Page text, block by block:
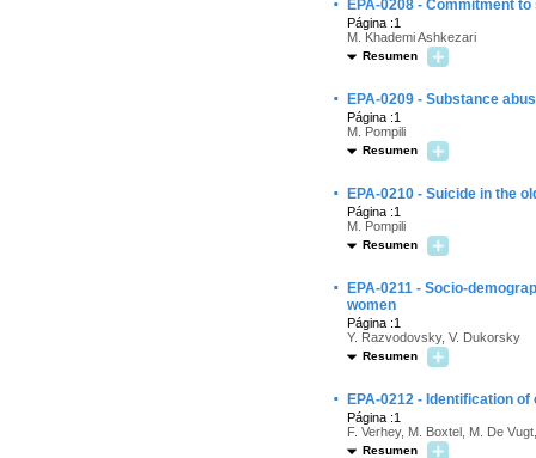
EPA-0208 - Commitment
Página :1
M. Khademi Ashkezari
Resumen
· EPA-0209 - Substance
Página :1
M. Pompili
Resumen
· EPA-0210 - Suicide in the
Página :1
M. Pompili
Resumen
·
EPA-0211 - Socio-
women
Página :1
Y. Razvodovsky, V. Dukorsky
Resumen
· EPA-0212 - Identification
Página :1
F. Verhey, M. Boxtel, M. De
Resumen